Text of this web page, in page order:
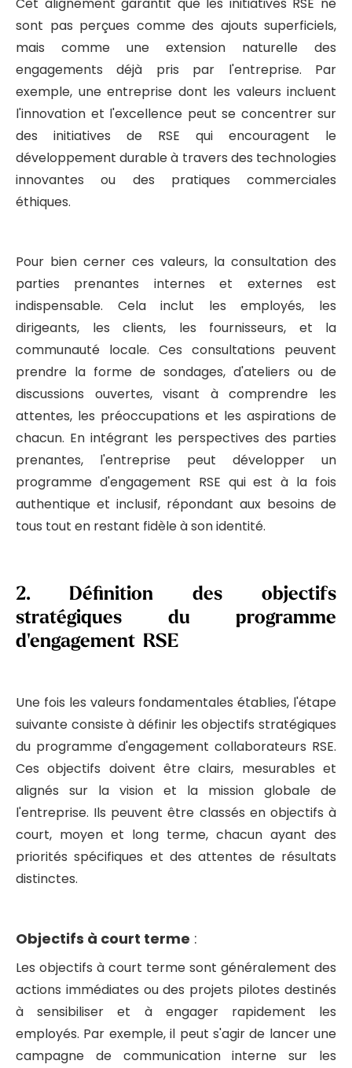
Cet alignement garantit que les initiatives RSE ne
sont pas perçues comme des ajouts superficiels,
mais comme une extension naturelle des
engagements déjà pris par l'entreprise. Par
exemple, une entreprise dont les valeurs incluent
l'innovation et l'excellence peut se concentrer sur
des initiatives de RSE qui encouragent le
développement durable à travers des technologies
innovantes ou des pratiques commerciales
éthiques.
Pour bien cerner ces valeurs, la consultation des
parties prenantes internes et externes est
indispensable. Cela inclut les employés, les
dirigeants, les clients, les fournisseurs, et la
communauté locale. Ces consultations peuvent
prendre la forme de sondages, d'ateliers ou de
discussions ouvertes, visant à comprendre les
attentes, les préoccupations et les aspirations de
chacun. En intégrant les perspectives des parties
prenantes, l'entreprise peut développer un
programme d'engagement RSE qui est à la fois
authentique et inclusif, répondant aux besoins de
tous tout en restant fidèle à son identité.
2. Définition des objectifs
stratégiques du programme
d'engagement RSE
Une fois les valeurs fondamentales établies, l'étape
suivante consiste à définir les objectifs stratégiques
du programme d'engagement collaborateurs RSE.
Ces objectifs doivent être clairs, mesurables et
alignés sur la vision et la mission globale de
l'entreprise. Ils peuvent être classés en objectifs à
court, moyen et long terme, chacun ayant des
priorités spécifiques et des attentes de résultats
distinctes.
Objectifs à court terme :
Les objectifs à court terme sont généralement des
actions immédiates ou des projets pilotes destinés
à sensibiliser et à engager rapidement les
employés. Par exemple, il peut s'agir de lancer une
campagne de communication interne sur les